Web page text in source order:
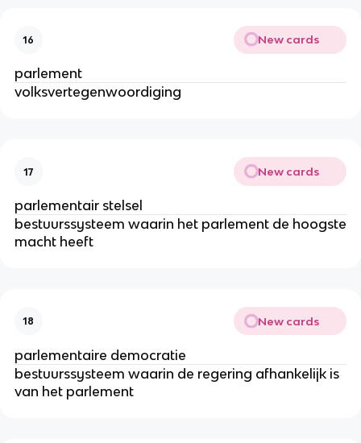
16 New cards
parlement
volksvertegenwoordiging
17 New cards
parlementair stelsel
bestuurssysteem waarin het parlement de hoogste
macht heeft
18 New cards
parlementaire democratie
bestuurssysteem waarin de regering afhankelijk is
van het parlement